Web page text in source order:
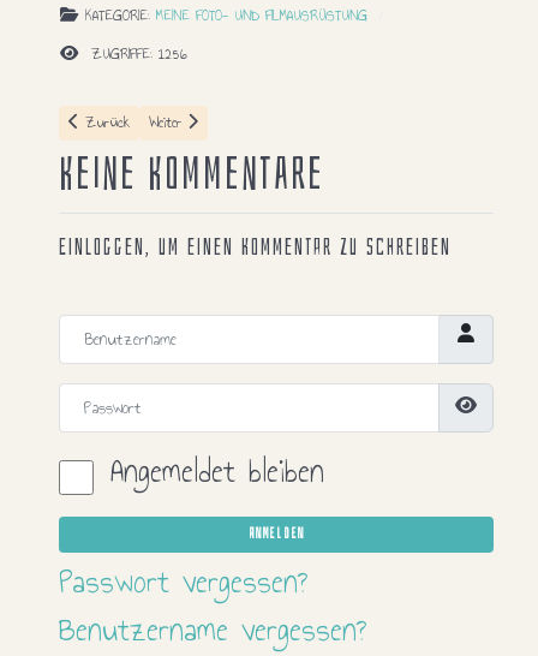
KATEGORIE: MEINE FOTO- UND FILMAUSRÜSTUNG
ZUGRIFFE: 1256
Vorheriger Beitrag: Canon - EOS R
Zurück Nächster Beitrag: Xiaomi Vi 4k
Weiter
Keine Kommentare
Einloggen, um einen Kommentar zu schreiben
Benutzername
Passwort
Angemeldet bleiben
ANMELDEN
Passwort vergessen?
Benutzername vergessen?